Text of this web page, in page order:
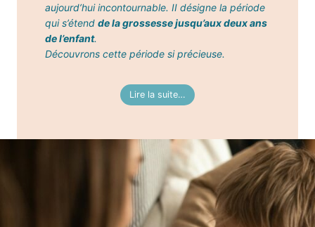
aujourd’hui incontournable. II désigne la période
qui s’étend de la grossesse jusqu’aux deux ans
de l’enfant.
Découvrons cette période si précieuse.
Lire la suite…